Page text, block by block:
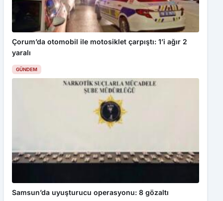
Çorum’da otomobil ile motosiklet çarpıştı: 1’i ağır 2
yaralı
GÜNDEM
Samsun’da uyuşturucu operasyonu: 8 gözaltı